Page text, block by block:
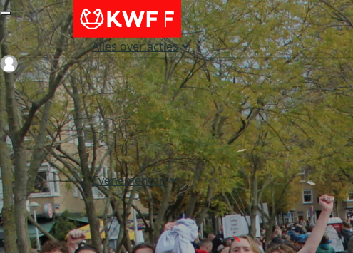
Alles over acties
Evenementen
Login